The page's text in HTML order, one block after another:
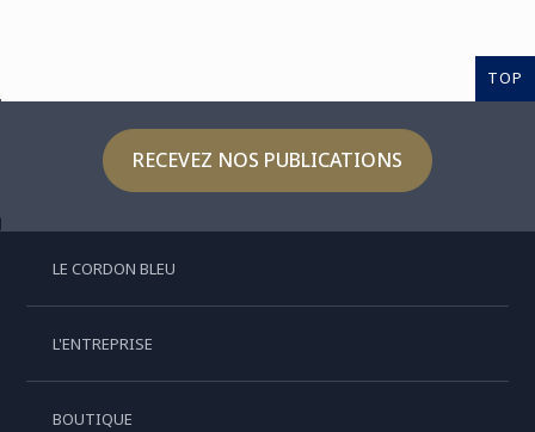
TOP
RECEVEZ NOS PUBLICATIONS
LE CORDON BLEU
L'ENTREPRISE
BOUTIQUE